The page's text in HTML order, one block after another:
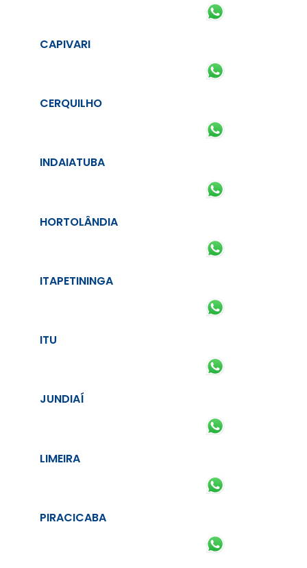
CAPIVARI
CERQUILHO
INDAIATUBA
HORTOLÂNDIA
ITAPETININGA
ITU
JUNDIAÍ
LIMEIRA
PIRACICABA